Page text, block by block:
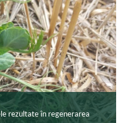
rezultate în regenerarea